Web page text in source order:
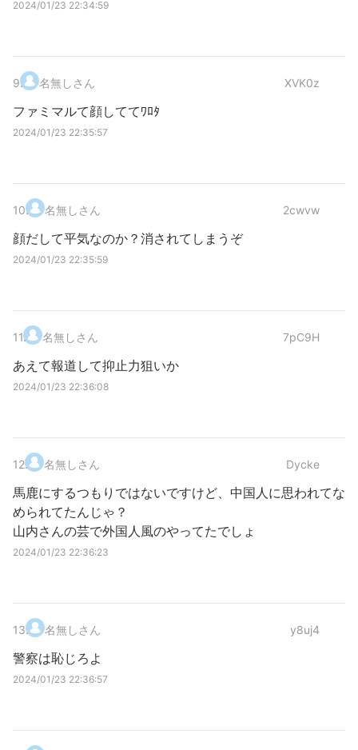
2024/01/23 22:34:59
9. 名無しさん XVK0z
ファミマルて顔しててﾜﾛﾀ
2024/01/23 22:35:57
10. 名無しさん 2cwvw
顔だして平気なのか？消されてしまうぞ
2024/01/23 22:35:59
11. 名無しさん 7pC9H
あえて報道して抑止力狙いか
2024/01/23 22:36:08
12. 名無しさん Dycke
馬鹿にするつもりではないですけど、中国人に思われてな
められてたんじゃ？
山内さんの芸で外国人風のやってたでしょ
2024/01/23 22:36:23
13. 名無しさん y8uj4
警察は恥じろよ
2024/01/23 22:36:57